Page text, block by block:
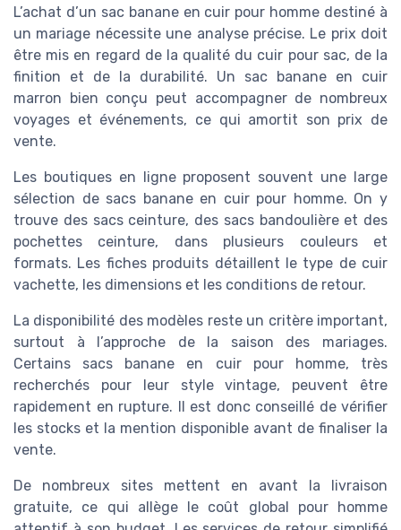
L’achat d’un sac banane en cuir pour homme destiné à
un mariage nécessite une analyse précise. Le prix doit
être mis en regard de la qualité du cuir pour sac, de la
finition et de la durabilité. Un sac banane en cuir
marron bien conçu peut accompagner de nombreux
voyages et événements, ce qui amortit son prix de
vente.
Les boutiques en ligne proposent souvent une large
sélection de sacs banane en cuir pour homme. On y
trouve des sacs ceinture, des sacs bandoulière et des
pochettes ceinture, dans plusieurs couleurs et
formats. Les fiches produits détaillent le type de cuir
vachette, les dimensions et les conditions de retour.
La disponibilité des modèles reste un critère important,
surtout à l’approche de la saison des mariages.
Certains sacs banane en cuir pour homme, très
recherchés pour leur style vintage, peuvent être
rapidement en rupture. Il est donc conseillé de vérifier
les stocks et la mention disponible avant de finaliser la
vente.
De nombreux sites mettent en avant la livraison
gratuite, ce qui allège le coût global pour homme